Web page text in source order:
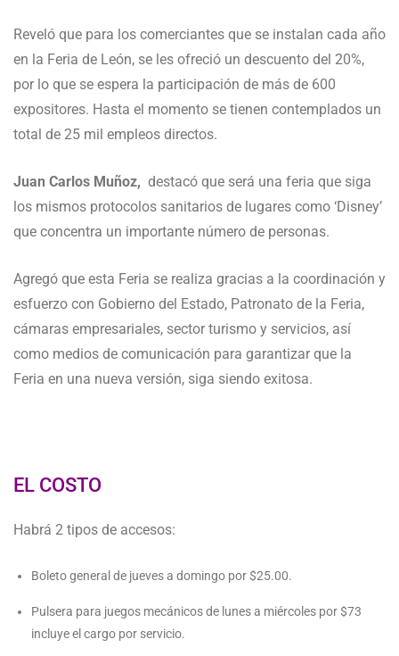
Reveló que para los comerciantes que se instalan cada año
en la Feria de León, se les ofreció un descuento del 20%,
por lo que se espera la participación de más de 600
expositores. Hasta el momento se tienen contemplados un
total de 25 mil empleos directos.
Juan Carlos Muñoz, destacó que será una feria que siga
los mismos protocolos sanitarios de lugares como ‘Disney’
que concentra un importante número de personas.
Agregó que esta Feria se realiza gracias a la coordinación y
esfuerzo con Gobierno del Estado, Patronato de la Feria,
cámaras empresariales, sector turismo y servicios, así
como medios de comunicación para garantizar que la
Feria en una nueva versión, siga siendo exitosa.
EL COSTO
Habrá 2 tipos de accesos:
Boleto general de jueves a domingo por $25.00.
Pulsera para juegos mecánicos de lunes a miércoles por $73
incluye el cargo por servicio.